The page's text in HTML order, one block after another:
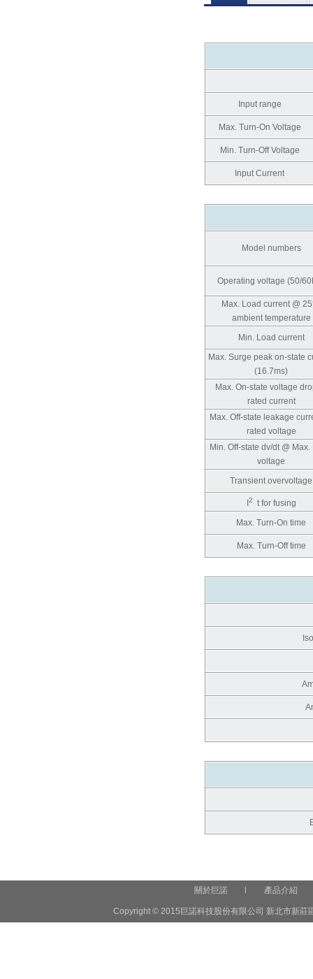
Input range
Max. Turn-On Voltage
Min. Turn-Off Voltage
Input Current
Model numbers
Operating voltage (50/
Max. Load current @
ambient temperature
Min. Load current
Max. Surge peak on-state
(16.7ms)
Max. On-state voltage
rated current
Max. Off-state leakage
rated voltage
Min. Off-state dv/dt @ Max.
voltage
Transient overvoltage
2
t for fusing
Max. Turn-On time
Max. Turn-Off time
關於巨諾 產品介紹
Copyright © 2015巨諾科技股份有限公司 新北市新